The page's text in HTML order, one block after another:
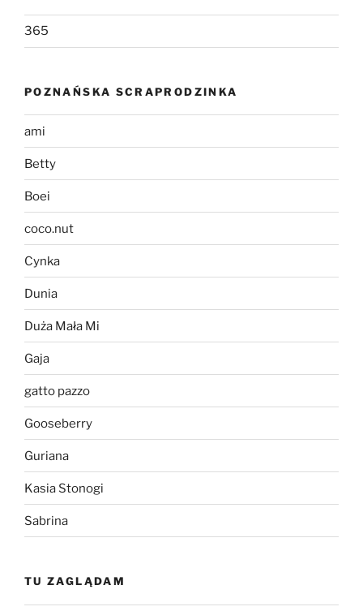
365
POZNAŃSKA SCRAPRODZINKA
ami
Betty
Boei
coco.nut
Cynka
Dunia
Duża Mała Mi
Gaja
gatto pazzo
Gooseberry
Guriana
Kasia Stonogi
Sabrina
TU ZAGLĄDAM